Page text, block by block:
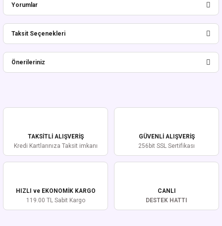
Yorumlar
Bu ürüne ilk yorumu siz yapın!
Taksit Seçenekleri
Önerileriniz
Ürün resmi kalitesiz, bozuk veya görüntülenemiyor.
Ürün fiyatı diğer sitelerden daha pahalı.
Bu ürüne benzer farklı alternatifler olmalı.
TAKSİTLİ ALIŞVERİŞ
Kredi Kartlarınıza Taksit imkanı
GÜVENLİ ALIŞVERİŞ
256bit SSL Sertifikası
HIZLI ve EKONOMİK KARGO
119.00 TL Sabit Kargo
CANLI
DESTEK HATTI